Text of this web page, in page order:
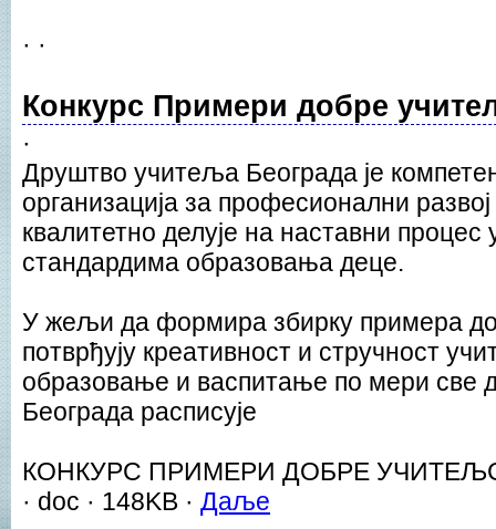
· ·
Конкурс Примери добре
·
Друштво учитеља Београда је
организација за професионални
квалитетно делује на наставни
стандардима образовања деце.
У жељи да формира збирку примера
потврђују креативност и стручност
образовање и васпитање по мери све
Београда расписује
КОНКУРС ПРИМЕРИ ДОБРЕ
· doc · 148KB · Даље